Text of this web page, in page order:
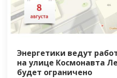
Энергетики ведут
на улице Космонавта
будет ограничено